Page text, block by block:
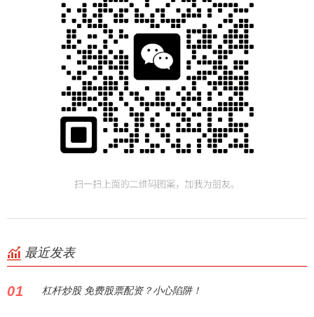
最近发表
01 杠杆炒股 免费股票配资？小心陷阱！